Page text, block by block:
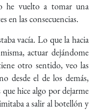
he vuelto a tomar una
en las consecuencias.
vacía. Lo que la hacia
actuar dejándome
otro sentido, veo las
desde el de los demás,
hice algo por dejarme
a salir al botellón y